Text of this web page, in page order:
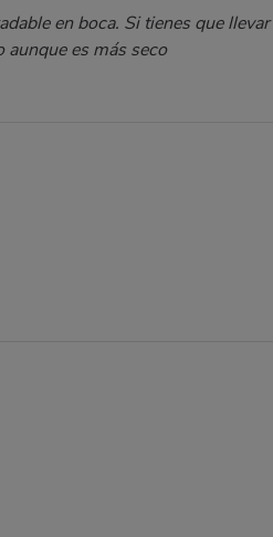
en boca. Si tienes que
es más seco